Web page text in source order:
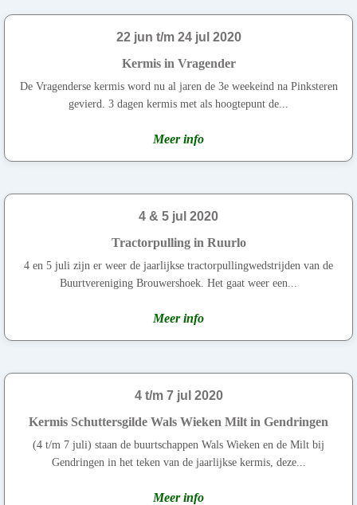
22 jun t/m 24 jul 2020
Kermis in Vragender
De Vragenderse kermis word nu al jaren de 3e weekeind na Pinksteren
gevierd. 3 dagen kermis met als hoogtepunt de...
Meer info
4 & 5 jul 2020
Tractorpulling in Ruurlo
4 en 5 juli zijn er weer de jaarlijkse tractorpullingwedstrijden van de
Buurtvereniging Brouwershoek. Het gaat weer een...
Meer info
4 t/m 7 jul 2020
Kermis Schuttersgilde Wals Wieken Milt in Gendringen
(4 t/m 7 juli) staan de buurtschappen Wals Wieken en de Milt bij
Gendringen in het teken van de jaarlijkse kermis, deze...
Meer info